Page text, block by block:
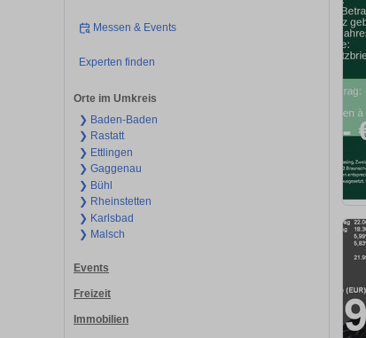
Messen & Events
Experten finden
Orte im Umkreis
❯ Baden-Baden
❯ Rastatt
❯ Ettlingen
❯ Gaggenau
❯ Bühl
❯ Rheinstetten
❯ Karlsbad
❯ Malsch
Events
Freizeit
Immobilien